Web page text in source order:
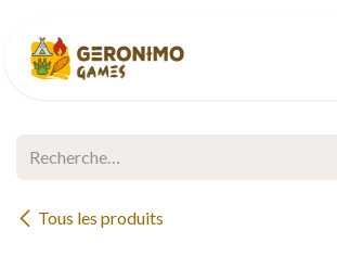
Tous les produits